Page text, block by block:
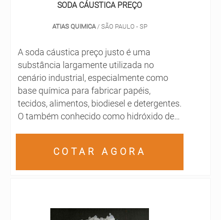
SODA CÁUSTICA PREÇO
ATIAS QUIMICA/ SÃO PAULO - SP
A soda cáustica preço justo é uma
substância largamente utilizada no
cenário industrial, especialmente como
base química para fabricar papéis,
tecidos, alimentos, biodiesel e detergentes.
O também conhecido como hidróxido de
áreas especializadas.O uso da soda
COTAR AGORA